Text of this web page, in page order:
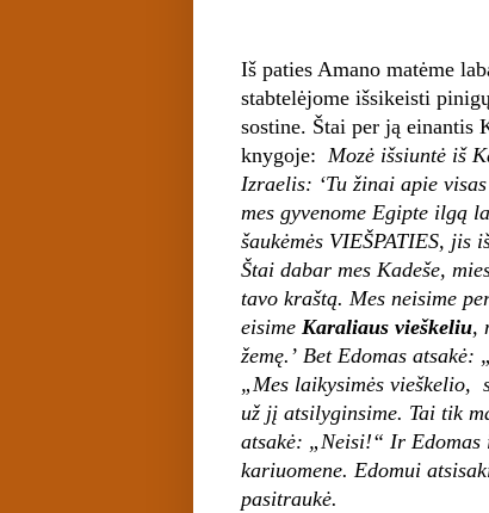
Iš paties Amano matėme
stabtelėjome išsikeisti
sostine. Štai per ją einantis
knygoje: Mozė išsiuntė iš
Izraelis: ‘Tu žinai apie
mes gyvenome Egipte ilgą
šaukėmės VIEŠPATIES, jis
Štai dabar mes Kadeše,
tavo kraštą. Mes neisime
eisime Karaliaus vieškeliu,
žemę.’ Bet Edomas
„Mes laikysimės vieškelio,
už jį atsilyginsime. Tai tik
atsakė: „Neisi!“ Ir
kariuomene. Edomui
pasitraukė.